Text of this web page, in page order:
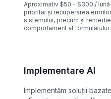
Aproximativ $50 - $300 /
prioritar și recuperarea
sistemului, precum și
comportament al formularului
Implementare AI
Implementăm soluții